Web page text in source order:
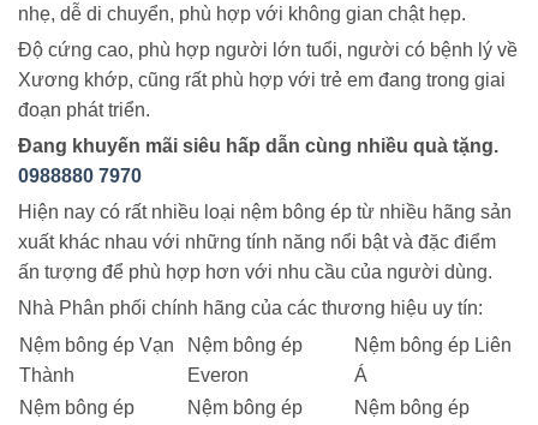
nhẹ, dễ di chuyển, phù hợp với không gian chật hẹp.
Độ cứng cao, phù hợp người lớn tuổi, người có bệnh lý về
Xương khớp, cũng rất phù hợp với trẻ em đang trong giai
đoạn phát triển.
Đang khuyến mãi siêu hấp dẫn cùng nhiều quà tặng.
0988880 7970
Hiện nay có rất nhiều loại nệm bông ép từ nhiều hãng sản
xuất khác nhau với những tính năng nổi bật và đặc điểm
ấn tượng để phù hợp hơn với nhu cầu của người dùng.
Nhà Phân phối chính hãng của các thương hiệu uy tín:
Nệm bông ép Vạn
Thành
Nệm bông ép
Everon
Nệm bông ép Liên
Á
Nệm bông ép
Nệm bông ép
Nệm bông ép